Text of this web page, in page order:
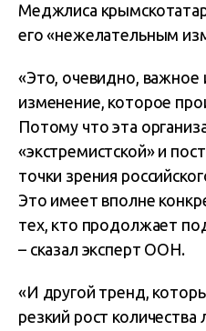
Меджлиса
его «нежелательным
«Это, очевидно, важное
изменение, которое
Потому что эта
«экстремистской» и
точки зрения
Это имеет вполне
тех, кто продолжает
– сказал эксперт ООН.
«И другой тренд,
резкий рост